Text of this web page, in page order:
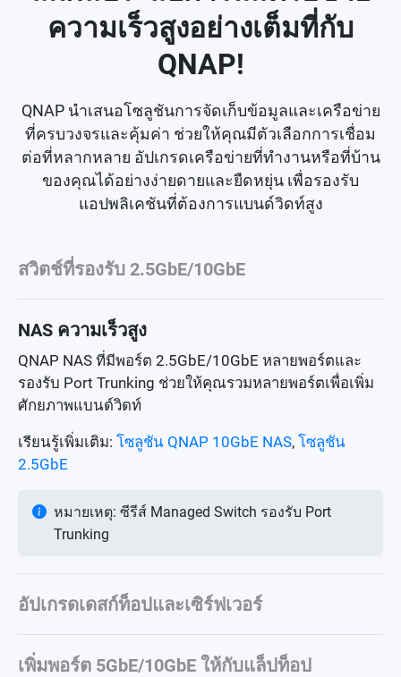
ความเร็วสูงอย่างเต็มที่กับ
QNAP!
QNAP นำเสนอโซลูชันการจัดเก็บข้อมูลและเครือข่าย
ที่ครบวงจรและคุ้มค่า ช่วยให้คุณมีตัวเลือกการเชื่อม
ต่อที่หลากหลาย อัปเกรดเครือข่ายที่ทำงานหรือที่บ้าน
ของคุณได้อย่างง่ายดายและยืดหยุ่น เพื่อรองรับ
แอปพลิเคชันที่ต้องการแบนด์วิดท์สูง
สวิตช์ที่รองรับ 2.5GbE/10GbE
NAS ความเร็วสูง
QNAP NAS ที่มีพอร์ต 2.5GbE/10GbE หลายพอร์ตและ
รองรับ Port Trunking ช่วยให้คุณรวมหลายพอร์ตเพื่อเพิ่ม
ศักยภาพแบนด์วิดท์
เรียนรู้เพิ่มเติม: โซลูชัน QNAP 10GbE NAS, โซลูชัน
2.5GbE
หมายเหตุ: ซีรีส์ Managed Switch รองรับ Port
Trunking
อัปเกรดเดสก์ท็อปและเซิร์ฟเวอร์
เพิ่มพอร์ต 5GbE/10GbE ให้กับแล็ปท็อป